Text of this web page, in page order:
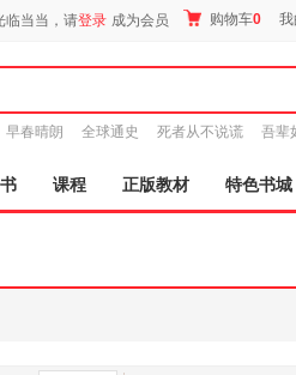
临当当，请登录 成为会员 购物车0
早春晴朗 全球通史 死者从不说谎 吾辈
课程 正版教材 特色书城